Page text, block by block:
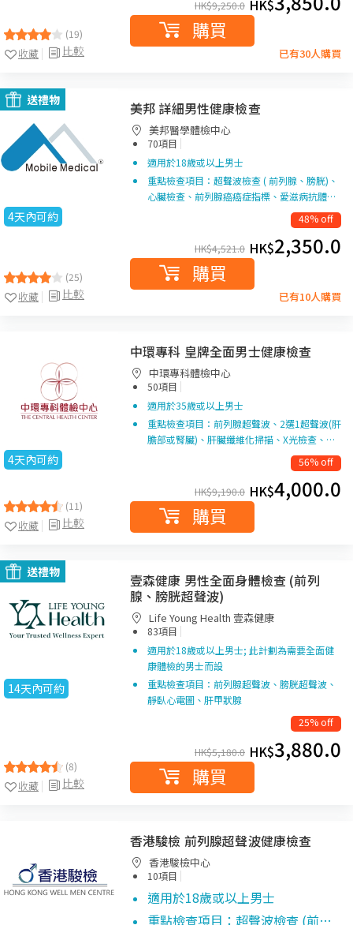
(19)
比較
收藏
HK$9,250.0 HK$
購買
已有30人購買
送禮物
4天內可約
(25)
比較
收藏
美邦 詳細男性健康檢查
美邦醫學體檢中心
70項目 |
適用於18歲或以上男士
重點檢查項目：超聲波檢查 ( 前列腺、膀胱)、
心臟檢查、前列腺癌癌症指標、愛滋病抗體…
48% off
HK$4,521.0 HK$2,350.0
購買
已有10人購買
4天內可約
(11)
比較
收藏
中環專科 皇牌全面男士健康檢查
中環專科體檢中心
50項目 |
適用於35歲或以上男士
重點檢查項目：前列腺超聲波、2選1超聲波(肝
膽部或腎臟)、肝臟纖維化掃描、X光檢查、…
56% off
HK$9,190.0 HK$4,000.0
購買
送禮物
14天內可約
(8)
比較
收藏
壹森健康 男性全面身體檢查 (前列
腺、膀胱超聲波)
Life Young Health 壹森健康
83項目 |
適用於18歲或以上男士; 此計劃為需要全面健
康體檢的男士而設
重點檢查項目：前列腺超聲波、膀胱超聲波、
靜臥心電圖、肝甲狀腺
25% off
HK$5,180.0 HK$3,880.0
購買
香港駿檢 前列腺超聲波健康檢查
香港駿檢中心
10項目 |
適用於18歲或以上男士
重點檢查項目： 超聲波檢查 (前…